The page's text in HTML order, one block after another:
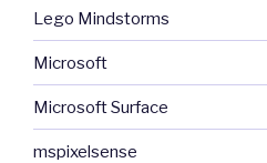
Lego Mindstorms
Microsoft
Microsoft Surface
mspixelsense